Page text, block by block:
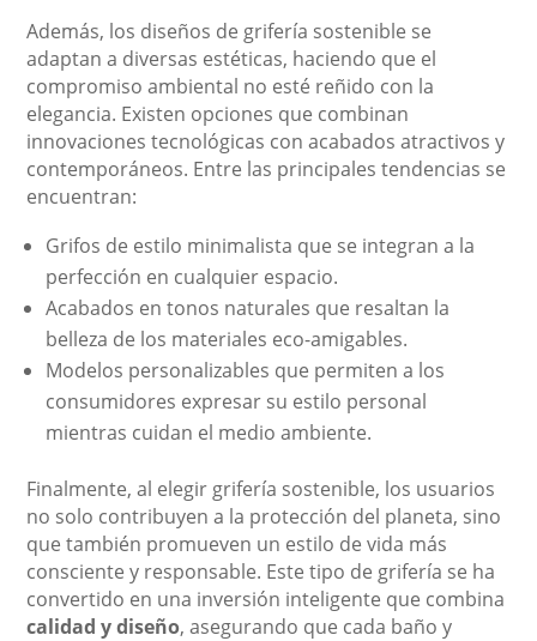
Además, los diseños de grifería sostenible se
adaptan a diversas estéticas, haciendo que el
compromiso ambiental no esté reñido con la
elegancia. Existen opciones que combinan
innovaciones tecnológicas con acabados atractivos y
contemporáneos. Entre las principales tendencias se
encuentran:
Grifos de estilo minimalista que se integran a la
perfección en cualquier espacio.
Acabados en tonos naturales que resaltan la
belleza de los materiales eco-amigables.
Modelos personalizables que permiten a los
consumidores expresar su estilo personal
mientras cuidan el medio ambiente.
Finalmente, al elegir grifería sostenible, los usuarios
no solo contribuyen a la protección del planeta, sino
que también promueven un estilo de vida más
consciente y responsable. Este tipo de grifería se ha
convertido en una inversión inteligente que combina
calidad y diseño, asegurando que cada baño y